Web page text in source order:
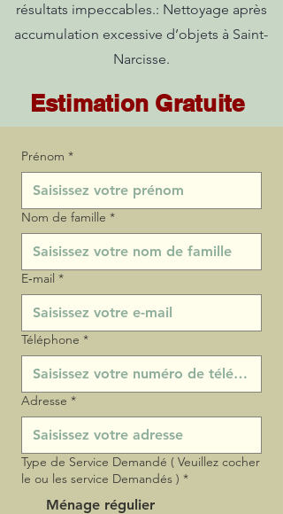
résultats impeccables.: Nettoyage après
accumulation excessive d’objets à Saint-
Narcisse.
Estimation Gratuite
Prénom *
Nom de famille *
E‑mail *
Téléphone *
Adresse *
Type de Service Demandé ( Veuillez cocher
le ou les service Demandés ) *
Ménage régulier